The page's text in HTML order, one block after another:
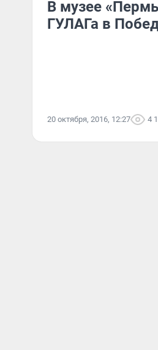
В музее
ГУЛАГа в
20 октября, 2016, 12:27 4